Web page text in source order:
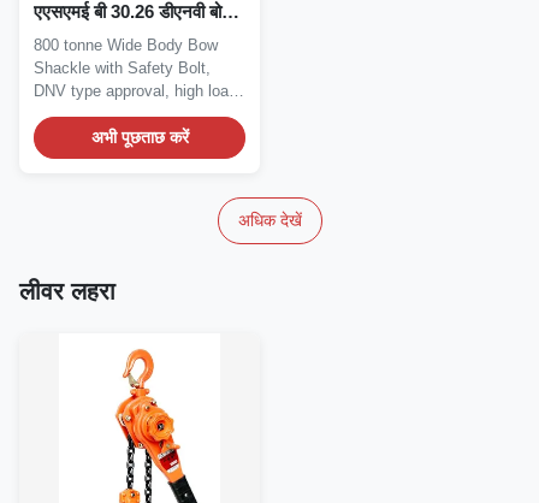
एएसएमई बी 30.26 डीएनवी बो
प्रकार हथकड़ी
800 tonne Wide Body Bow
Shackle with Safety Bolt,
DNV type approval, high load
capacity, with...
अभी पूछताछ करें
अधिक देखें
लीवर लहरा